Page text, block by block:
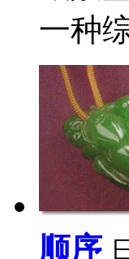
一种
顺序